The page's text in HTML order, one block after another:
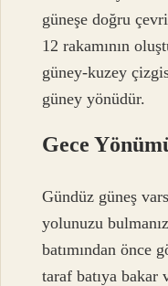
güneşe doğru
12 rakamının
güney-kuzey
güney yönüdür.
Gece
Gündüz güneş
yolunuzu
batımından önce
taraf batıya bakar